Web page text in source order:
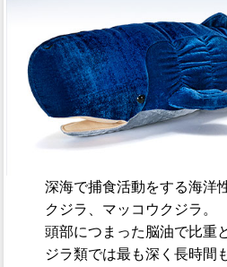
深海で捕食活動をする海洋
クジラ、マッコウクジラ。
頭部につまった脳油で比重
ジラ類では最も深く長時間